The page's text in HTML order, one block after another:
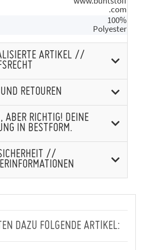
.com
100%
Polyester
ARTIKEL //
RETOUREN
ABER RICHTIG! DEINE
IN BESTFORM.
//
DAZU FOLGENDE ARTIKEL: